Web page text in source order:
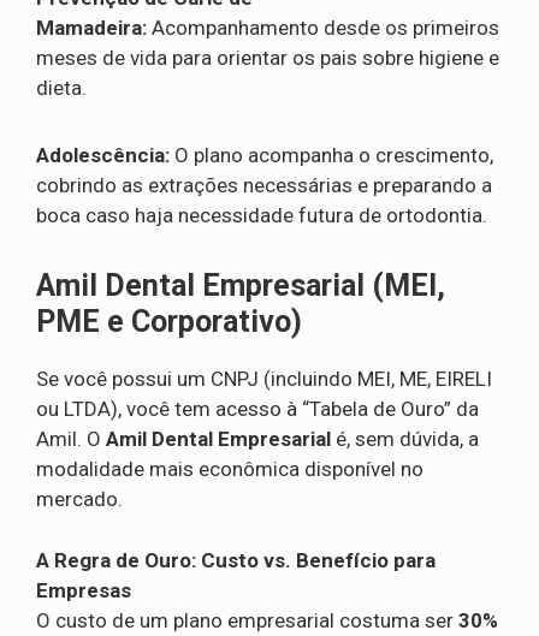
Mamadeira: Acompanhamento desde os primeiros
meses de vida para orientar os pais sobre higiene e
dieta.
Adolescência: O plano acompanha o crescimento,
cobrindo as extrações necessárias e preparando a
boca caso haja necessidade futura de ortodontia.
Amil Dental Empresarial (MEI,
PME e Corporativo)
Se você possui um CNPJ (incluindo MEI, ME, EIRELI
ou LTDA), você tem acesso à “Tabela de Ouro” da
Amil. O Amil Dental Empresarial é, sem dúvida, a
modalidade mais econômica disponível no
mercado.
A Regra de Ouro: Custo vs. Benefício para
Empresas
O custo de um plano empresarial costuma ser 30%